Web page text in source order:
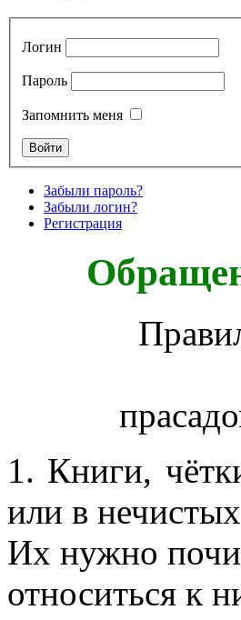
Логин
Пароль
Запомнить меня
Забыли пароль?
Забыли логин?
Регистрация
1. Книги,
или в
Их нужно
относиться к